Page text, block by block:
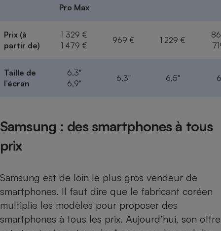
Pro Max
Prix (à
partir de)
1 329 €
1 479 €
969 € 1 229 €
Taille de
l’écran
6,3"
6,9"
6,3" 6,5"
Samsung : des smartphones à tous
prix
Samsung est de loin le plus gros vendeur de
smartphones. Il faut dire que le fabricant coréen
multiplie les modèles pour proposer des
smartphones à tous les prix. Aujourd’hui, son offre